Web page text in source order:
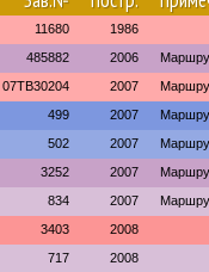
11680 1986
485882 2006
07TB30204 2007
499 2007
502 2007
3252 2007
834 2007
3403 2008
717 2008